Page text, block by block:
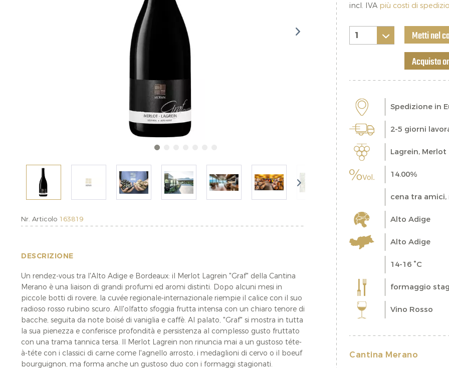
Nr. Articolo 163819
DESCRIZIONE
Un rendez-vous tra l'Alto Adige e Bordeaux: il Merlot Lagrein "Graf" della Cantina
Merano è una liaison di grandi profumi ed aromi distinti. Dopo alcuni mesi in
piccole botti di rovere, la cuvée regionale-internazionale riempie il calice con il suo
radioso rosso rubino scuro. All'olfatto sfoggia frutta intensa con un chiaro tenore di
bacche, seguita da note boisé di vaniglia e caffè. Al palato, "Graf" si mostra in tutta
la sua pienezza e conferisce profondità e persistenza al complesso gusto fruttato
con una trama tannica tersa. Il Merlot Lagrein non rinuncia mai a un gustoso téte-
à-téte con i classici di carne come l'agnello arrosto, i medaglioni di cervo o il boeuf
bourguignon, ma forma anche un gustoso duo con i formaggi stagionati.
incl. IVA più costi di
Metti nel
Acquista
Spedizione in
2-5 giorni
Lagrein, Merlot
14.00%
cena tra
Alto Adige
Alto Adige
14-16 °C
formaggio
Vino Rosso
Cantina Merano